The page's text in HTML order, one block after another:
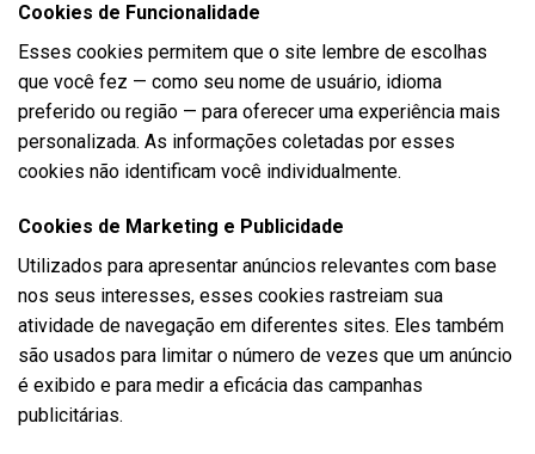
Cookies de Funcionalidade
Esses cookies permitem que o site lembre de escolhas
que você fez — como seu nome de usuário, idioma
preferido ou região — para oferecer uma experiência mais
personalizada. As informações coletadas por esses
cookies não identificam você individualmente.
Cookies de Marketing e Publicidade
Utilizados para apresentar anúncios relevantes com base
nos seus interesses, esses cookies rastreiam sua
atividade de navegação em diferentes sites. Eles também
são usados para limitar o número de vezes que um anúncio
é exibido e para medir a eficácia das campanhas
publicitárias.